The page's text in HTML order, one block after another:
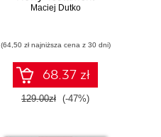
Maciej Dutko
(64,50 zł najniższa cena z 30 dni)
68.37 zł
129.00zł (-47%)